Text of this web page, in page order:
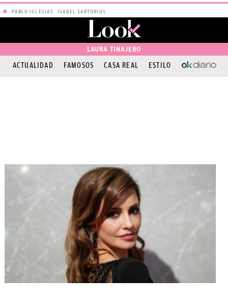
PABLO IGLESIAS ISABEL SARTORIUS
LAURA TINAJERO
ACTUALIDAD FAMOSOS CASA REAL ESTILO OKDIARIO